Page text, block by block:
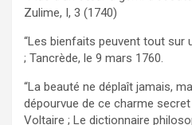
Zulime, I, 3 (1740)
“Les bienfaits peuvent tout sur
; Tancrède, le 9 mars 1760.
“La beauté ne déplaît jamais,
dépourvue de ce charme
Voltaire ; Le dictionnaire